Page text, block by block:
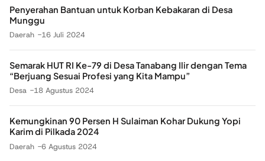
Penyerahan Bantuan untuk Korban Kebakaran di Desa
Munggu
Daerah 16 Juli 2024
Semarak HUT RI Ke-79 di Desa Tanabang Ilir dengan Tema
“Berjuang Sesuai Profesi yang Kita Mampu”
Desa 18 Agustus 2024
Kemungkinan 90 Persen H Sulaiman Kohar Dukung Yopi
Karim di Pilkada 2024
Daerah 6 Agustus 2024